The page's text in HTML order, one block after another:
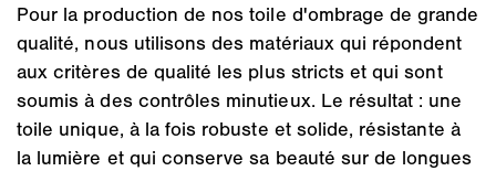
Pour la production de nos toile d'ombrage de grande
qualité, nous utilisons des matériaux qui répondent
aux critères de qualité les plus stricts et qui sont
soumis à des contrôles minutieux. Le résultat : une
toile unique, à la fois robuste et solide, résistante à
la lumière et qui conserve sa beauté sur de longues